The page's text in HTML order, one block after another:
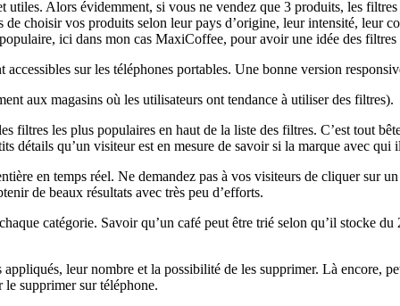
utiles. Alors évidemment, si vous ne vendez que 3 produits, les
de choisir vos produits selon leur pays d’origine, leur intensité,
ici dans mon cas MaxiCoffee, pour avoir une idée des
sur les téléphones portables. Une bonne version
aux magasins où les utilisateurs ont tendance à utiliser des filtres).
filtres les plus populaires en haut de la liste des filtres. C’est tout
détails qu’un visiteur est en mesure de savoir si la marque avec
en temps réel. Ne demandez pas à vos visiteurs de cliquer sur
de beaux résultats avec très peu d’efforts.
catégorie. Savoir qu’un café peut être trié selon qu’il stocke
leur nombre et la possibilité de les supprimer. Là encore,
supprimer sur téléphone.